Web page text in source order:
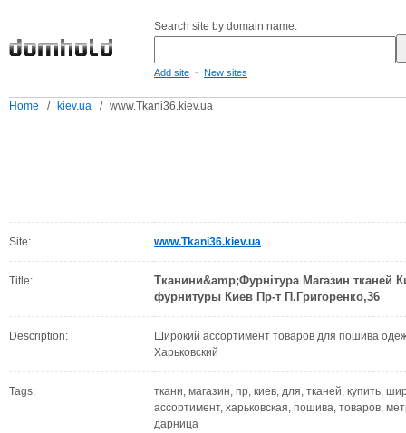
Search site by domain name:
Add site - New sites
Home / kiev.ua / www.Tkani36.kiev.ua
Site: www.Tkani36.kiev.ua
Title:
Тканини&amp;Фурнітура Магазин тканей
фурнитуры Киев Пр-т П.Григоренко,36
Description:
Широкий ассортимент товаров для пошива
Харьковский
Tags:
ткани, магазин, пр, киев, для, тканей, купить,
ассортимент, харьковская, пошива, товаров,
дарница